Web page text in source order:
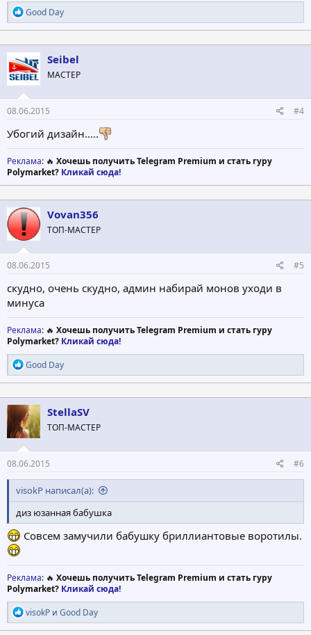
Р
е
а
к
ц
и
и
:
Good Day
Seibel
МАСТЕР
08.06.2015 #4
Убогий дизайн.....
Реклама: 🔥 Хочешь получить Telegram Premium и стать гуру
Polymarket? Кликай сюда!
Vovan356
ТОП-МАСТЕР
08.06.2015 #5
скудно, очень скудно, админ набирай монов уходи в
минуса
Реклама: 🔥 Хочешь получить Telegram Premium и стать гуру
Polymarket? Кликай сюда!
Р
е
а
к
ц
и
и
:
Good Day
StellaSV
ТОП-МАСТЕР
08.06.2015 #6
visokP написал(а):
диз юзанная бабушка
Совсем замучили бабушку бриллиантовые воротилы.
Реклама: 🔥 Хочешь получить Telegram Premium и стать гуру
Polymarket? Кликай сюда!
Р
е
visokP и Good Day